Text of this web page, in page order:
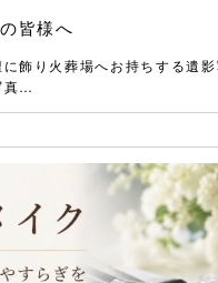
皆様へ
飾り火葬場へお持ちする遺
真…